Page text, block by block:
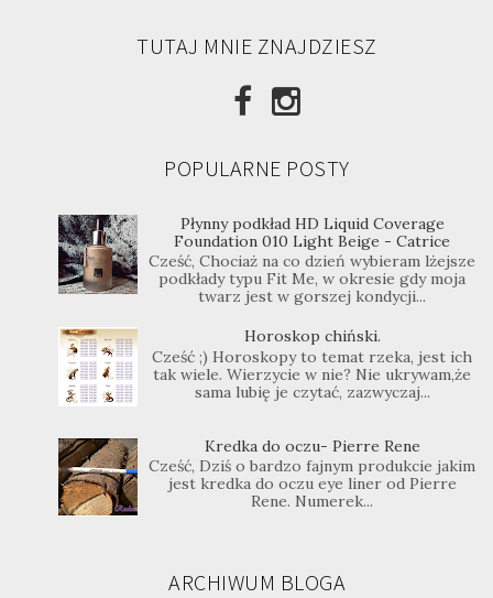
TUTAJ MNIE ZNAJDZIESZ
POPULARNE POSTY
Płynny podkład HD Liquid Coverage
Foundation 010 Light Beige - Catrice
Cześć, Chociaż na co dzień wybieram lżejsze
podkłady typu Fit Me, w okresie gdy moja
twarz jest w gorszej kondycji...
Horoskop chiński.
Cześć ;) Horoskopy to temat rzeka, jest ich
tak wiele. Wierzycie w nie? Nie ukrywam,że
sama lubię je czytać, zazwyczaj...
Kredka do oczu- Pierre Rene
Cześć, Dziś o bardzo fajnym produkcie jakim
jest kredka do oczu eye liner od Pierre
Rene. Numerek...
ARCHIWUM BLOGA